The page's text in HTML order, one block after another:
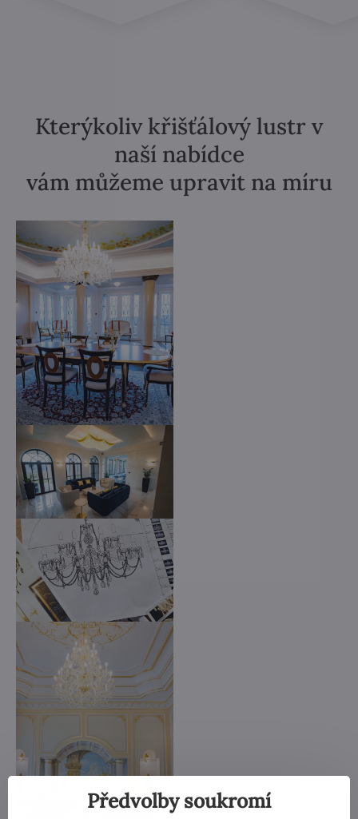
Kterýkoliv křišťálový lustr v
naší nabídce
vám můžeme upravit na míru
Předvolby soukromí